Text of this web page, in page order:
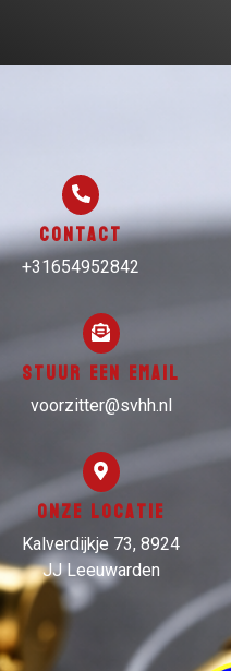
Contact
+31654952842
Stuur een email
voorzitter@svhh.nl
Onze locatie
Kalverdijkje 73, 8924
JJ Leeuwarden